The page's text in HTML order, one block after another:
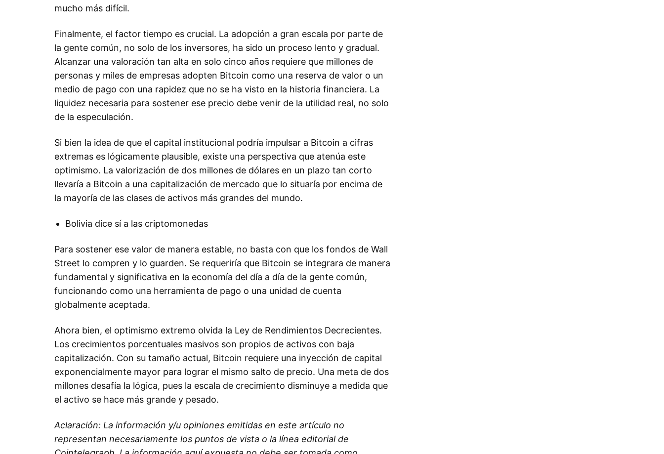
mucho más difícil.
Finalmente, el factor tiempo es crucial. La adopción a gran escala por parte de
la gente común, no solo de los inversores, ha sido un proceso lento y gradual.
Alcanzar una valoración tan alta en solo cinco años requiere que millones de
personas y miles de empresas adopten Bitcoin como una reserva de valor o un
medio de pago con una rapidez que no se ha visto en la historia financiera. La
liquidez necesaria para sostener ese precio debe venir de la utilidad real, no solo
de la especulación.
Si bien la idea de que el capital institucional podría impulsar a Bitcoin a cifras
extremas es lógicamente plausible, existe una perspectiva que atenúa este
optimismo. La valorización de dos millones de dólares en un plazo tan corto
llevaría a Bitcoin a una capitalización de mercado que lo situaría por encima de
la mayoría de las clases de activos más grandes del mundo.
Bolivia dice sí a las criptomonedas
Para sostener ese valor de manera estable, no basta con que los fondos de Wall
Street lo compren y lo guarden. Se requeriría que Bitcoin se integrara de manera
fundamental y significativa en la economía del día a día de la gente común,
funcionando como una herramienta de pago o una unidad de cuenta
globalmente aceptada.
Ahora bien, el optimismo extremo olvida la Ley de Rendimientos Decrecientes.
Los crecimientos porcentuales masivos son propios de activos con baja
capitalización. Con su tamaño actual, Bitcoin requiere una inyección de capital
exponencialmente mayor para lograr el mismo salto de precio. Una meta de dos
millones desafía la lógica, pues la escala de crecimiento disminuye a medida que
el activo se hace más grande y pesado.
Aclaración: La información y/u opiniones emitidas en este artículo no
representan necesariamente los puntos de vista o la línea editorial de